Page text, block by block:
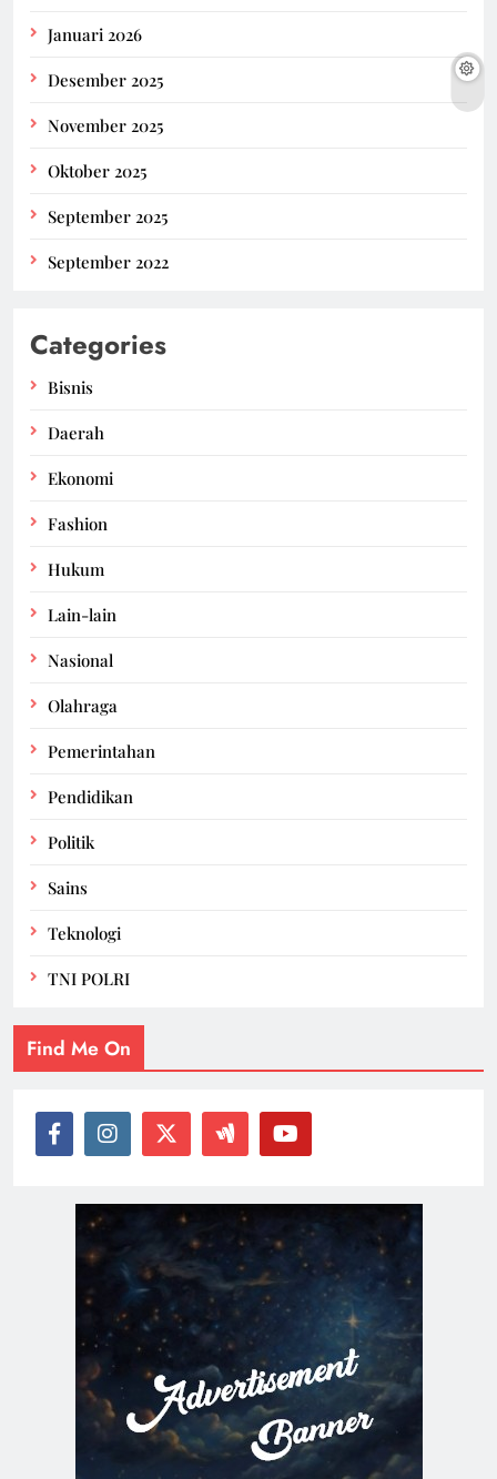
Januari 2026
Desember 2025
November 2025
Oktober 2025
September 2025
September 2022
Categories
Bisnis
Daerah
Ekonomi
Fashion
Hukum
Lain-lain
Nasional
Olahraga
Pemerintahan
Pendidikan
Politik
Sains
Teknologi
TNI POLRI
Find Me On